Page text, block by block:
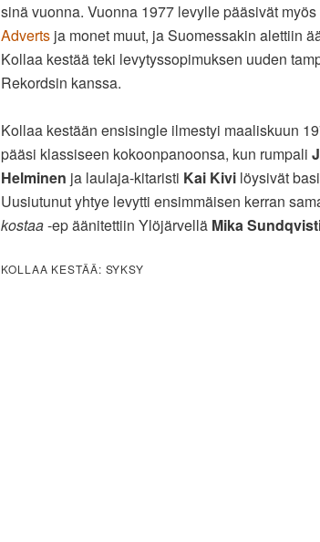
sinä vuonna. Vuonna 1977 levylle pääsivät myös
Adverts ja monet muut, ja Suomessakin alettiin
Kollaa kestää teki levytyssopimuksen uuden
Rekordsin kanssa.
Kollaa kestään ensisingle ilmestyi maaliskuun
pääsi klassiseen kokoonpanoonsa, kun rumpali
Helminen ja laulaja-kitaristi Kai Kivi löysivät
Uusiutunut yhtye levytti ensimmäisen kerran
kostaa-ep äänitettiin Ylöjärvellä Mika
KOLLAA KESTÄÄ: SYKSY